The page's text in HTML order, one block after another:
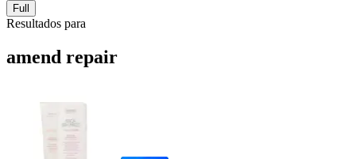
Full
Resultados para
amend repair